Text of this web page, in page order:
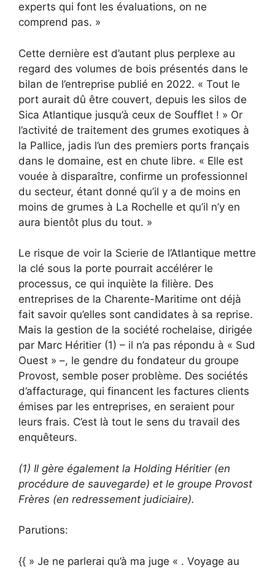
experts qui font les évaluations, on ne
comprend pas. »
Cette dernière est d’autant plus perplexe au
regard des volumes de bois présentés dans le
bilan de l’entreprise publié en 2022. « Tout le
port aurait dû être couvert, depuis les silos de
Sica Atlantique jusqu’à ceux de Soufflet ! » Or
l’activité de traitement des grumes exotiques à
la Pallice, jadis l’un des premiers ports français
dans le domaine, est en chute libre. « Elle est
vouée à disparaître, confirme un professionnel
du secteur, étant donné qu’il y a de moins en
moins de grumes à La Rochelle et qu’il n’y en
aura bientôt plus du tout. »
Le risque de voir la Scierie de l’Atlantique mettre
la clé sous la porte pourrait accélérer le
processus, ce qui inquiète la filière. Des
entreprises de la Charente-Maritime ont déjà
fait savoir qu’elles sont candidates à sa reprise.
Mais la gestion de la société rochelaise, dirigée
par Marc Héritier (1) – il n’a pas répondu à « Sud
Ouest » –, le gendre du fondateur du groupe
Provost, semble poser problème. Des sociétés
d’affacturage, qui financent les factures clients
émises par les entreprises, en seraient pour
leurs frais. C’est là tout le sens du travail des
enquêteurs.
(1) Il gère également la Holding Héritier (en
procédure de sauvegarde) et le groupe Provost
Frères (en redressement judiciaire).
Parutions:
{{ » Je ne parlerai qu’à ma juge « . Voyage au